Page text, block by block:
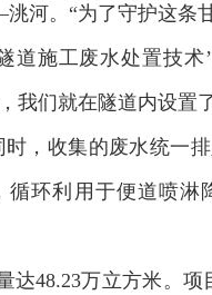
河。“为了守护这条
道施工废水处置技
我们就在隧道内设置
，收集的废水统一
环利用于便道喷淋
48.23万立方米。